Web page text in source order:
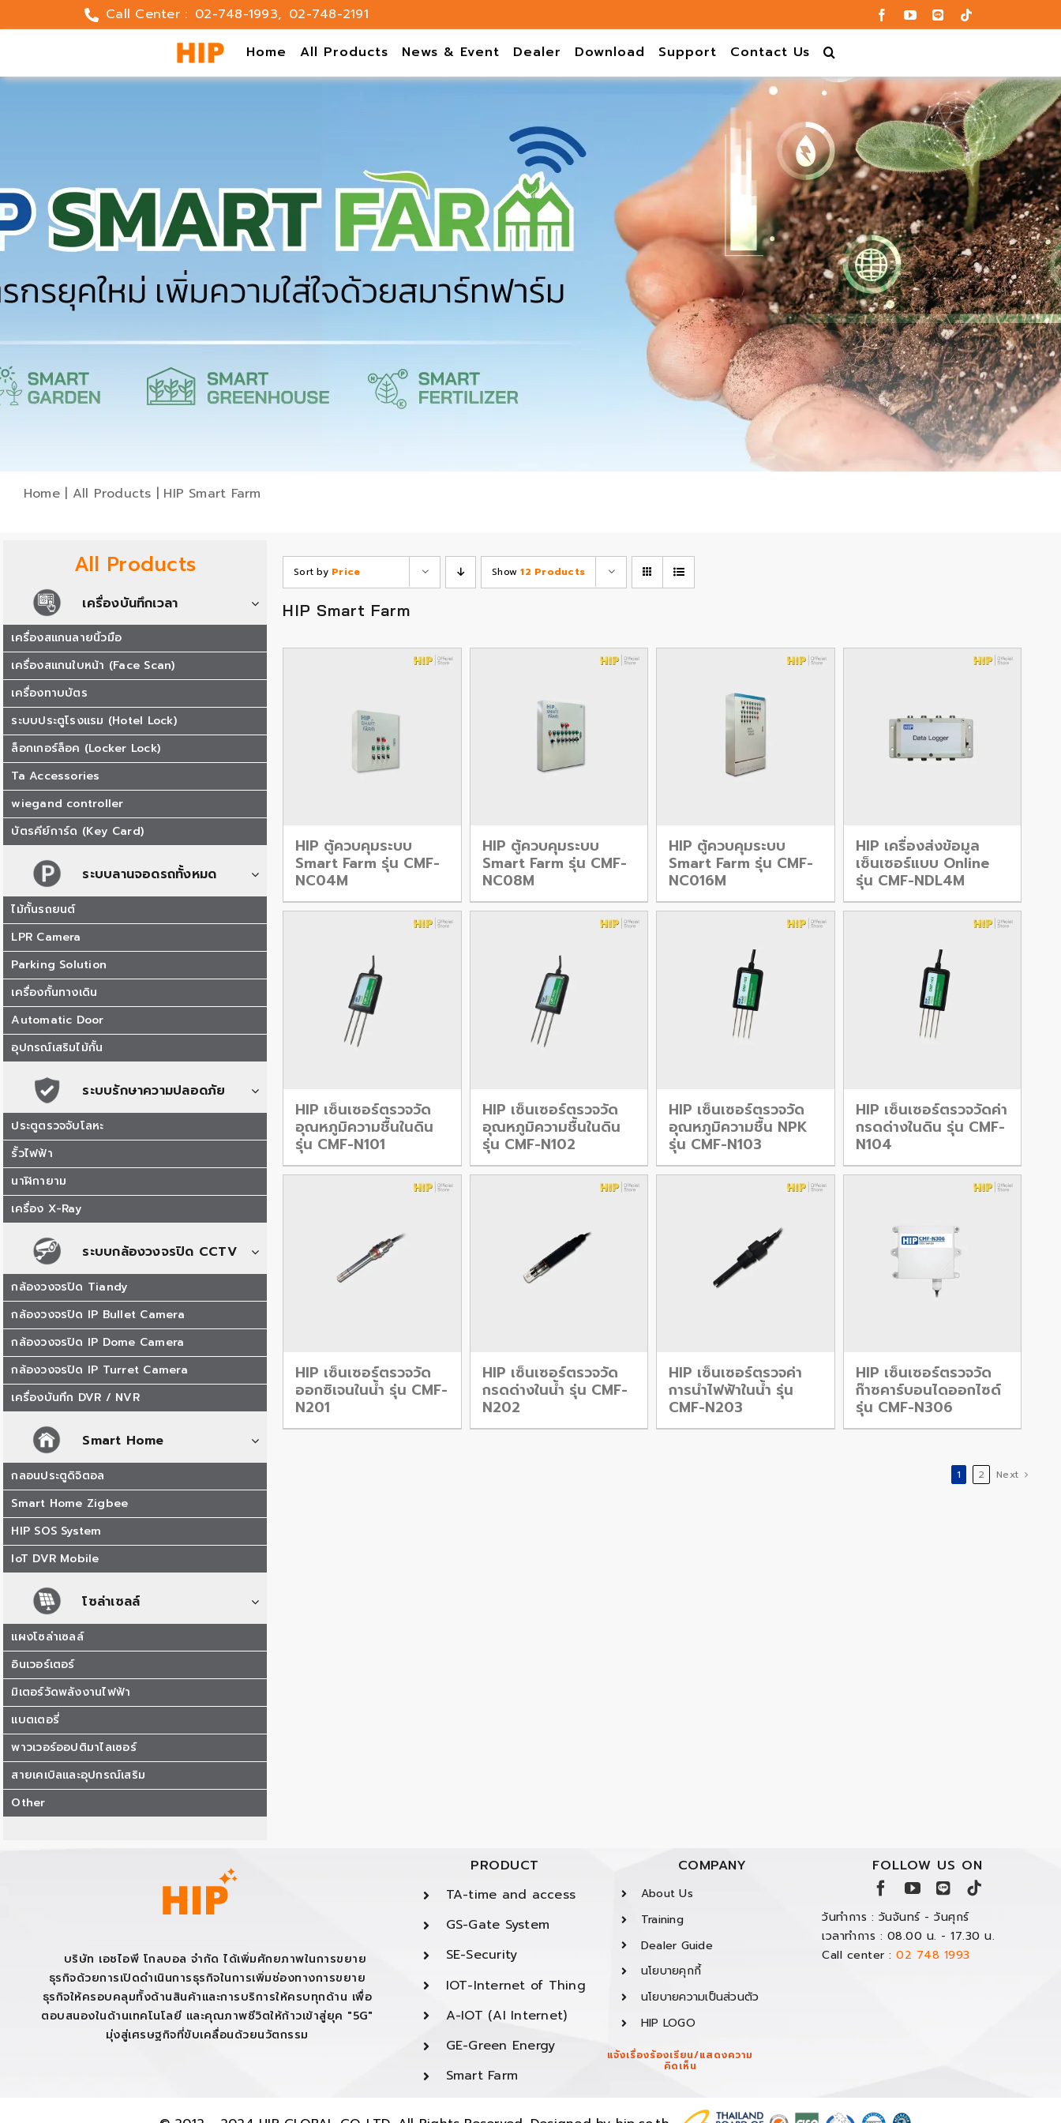
to
Call Center : 02-748-1993, 02-748-2191
Home
All Products News & Event Dealer Download Support Contact Us
Home| All Products | HIP Smart Farm
All Products
เครื่องบันทึกเวลา
เครื่องสแกนลายนิ้วมือ
เครื่องสแกนใบหน้า (Face Scan)
เครื่องทาบบัตร
ระบบประตูโรงแรม (Hotel Lock)
ล็อกเกอร์ล็อค (Locker Lock)
Ta Accessories
wiegand controller
บัตรคีย์การ์ด (Key Card)
ระบบลานจอดรถทั้งหมด
ไม้กั้นรถยนต์
LPR Camera
Parking Solution
เครื่องกั้นทางเดิน
Automatic Door
อุปกรณ์เสริมไม้กั้น
ระบบรักษาความปลอดภัย
ประตูตรวจจับโลหะ
รั้วไฟฟ้า
นาฬิกายาม
เครื่อง X-Ray
ระบบกล้องวงจรปิด CCTV
กล้องวงจรปิด Tiandy
กล้องวงจรปิด IP Bullet Camera
กล้องวงจรปิด IP Dome Camera
กล้องวงจรปิด IP Turret Camera
เครื่องบันทึก DVR / NVR
Smart Home
กลอนประตูดิจิตอล
Smart Home Zigbee
HIP SOS System
IoT DVR Mobile
โซล่าเซลล์
แผงโซล่าเซลล์
อินเวอร์เตอร์
มิเตอร์วัดพลังงานไฟฟ้า
แบตเตอรี่
พาวเวอร์ออปติมาไลเซอร์
สายเคเบิลและอุปกรณ์เสริม
Other
Sort by Price Show12 Products
HIP Smart Farm
HIP ตู้ควบคุมระบบ
Smart Farm รุ่น CMF-
NC04M
HIP ตู้ควบคุมระบบ
Smart Farm รุ่น CMF-
NC08M
HIP ตู้ควบคุมระบบ
Smart Farm รุ่น CMF-
NC016M
HIP เครื่องส่งข้อมูล
เซ็นเซอร์แบบ Online
รุ่น CMF-NDL4M
HIP เซ็นเซอร์ตรวจวัด
อุณหภูมิความชื้นในดิน
รุ่น CMF-N101
HIP เซ็นเซอร์ตรวจวัด
อุณหภูมิความชื้นในดิน
รุ่น CMF-N102
HIP เซ็นเซอร์ตรวจวัด
อุณหภูมิความชื้น NPK
รุ่น CMF-N103
HIP เซ็นเซอร์ตรวจวัดค่า
กรดด่างในดิน รุ่น CMF-
N104
HIP เซ็นเซอร์ตรวจวัด
ออกซิเจนในน้ำ รุ่น CMF-
N201
HIP เซ็นเซอร์ตรวจวัด
กรดด่างในน้ำ รุ่น CMF-
N202
HIP เซ็นเซอร์ตรวจค่า
การนำไฟฟ้าในน้ำ รุ่น
CMF-N203
HIP เซ็นเซอร์ตรวจวัด
ก๊าซคาร์บอนไดออกไซด์
รุ่น CMF-N306
1 2 Next
บริษัท เอชไอพี โกลบอล จำกัด ได้เพิ่มศักยภาพในการขยาย
ธุรกิจด้วยการเปิดดำเนินการธุรกิจในการเพิ่มช่องทางการขยาย
ธุรกิจให้ครอบคลุมทั้งด้านสินค้าและการบริการให้ครบทุกด้าน เพื่อ
ตอบสนองในด้านเทคโนโลยี และคุณภาพชีวิตให้ก้าวเข้าสู่ยุค "5G"
มุ่งสู่เศรษฐกิจที่ขับเคลื่อนด้วยนวัตกรรม
PRODUCT
TA-time and access
GS-Gate System
SE-Security
IOT-Internet of Thing
A-IOT (AI Internet)
GE-Green Energy
Smart Farm
COMPANY
About Us
Training
Dealer Guide
นโยบายคุกกี้
นโยบายความเป็นส่วนตัว
HIP LOGO
แจ้งเรื่องร้องเรียน/แสดงความ
คิดเห็น
FOLLOW US ON
วันทำการ : วันจันทร์ - วันศุกร์
เวลาทำการ : 08.00 น. - 17.30 น.
Call center :02 748 1993